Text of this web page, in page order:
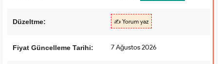
Düzeltme: ✍️ Yorum yaz
Fiyat Güncelleme Tarihi: 7 Ağustos 2026